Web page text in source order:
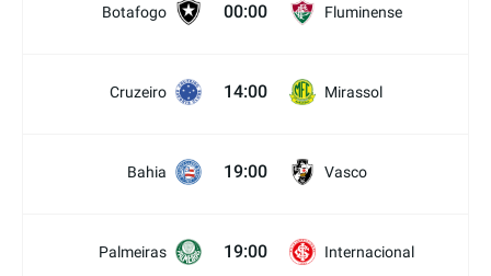
Botafogo 00:00 Fluminense
Cruzeiro 14:00 Mirassol
Bahia 19:00 Vasco
Palmeiras 19:00 Internacional